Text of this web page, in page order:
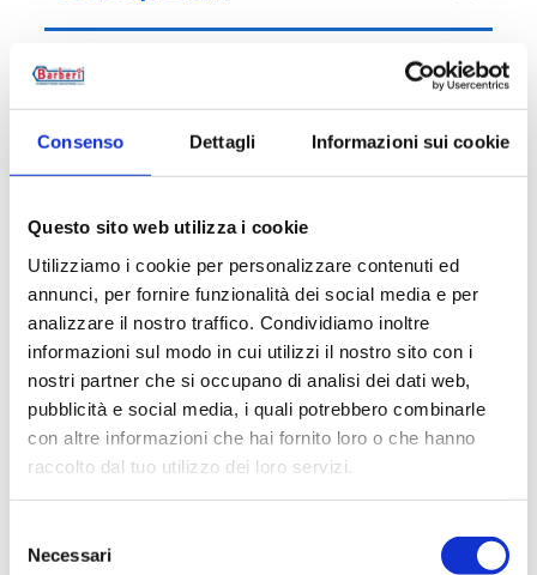
Consenso Dettagli Informazioni sui cookie
Questo sito web utilizza i cookie
Utilizziamo i cookie per personalizzare contenuti ed
annunci, per fornire funzionalità dei social media e per
analizzare il nostro traffico. Condividiamo inoltre
informazioni sul modo in cui utilizzi il nostro sito con i
nostri partner che si occupano di analisi dei dati web,
pubblicità e social media, i quali potrebbero combinarle
con altre informazioni che hai fornito loro o che hanno
raccolto dal tuo utilizzo dei loro servizi.
delNecessari
Code article Mesure
Description
Documentation
Produits alternatifs
Pièces de rechange